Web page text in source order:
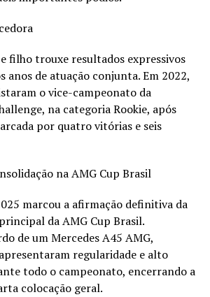
filho trouxe resultados expressivos
anos de atuação conjunta. Em 2022,
o vice-campeonato da
na categoria Rookie, após
por quatro vitórias e seis
na AMG Cup Brasil
marcou a afirmação definitiva da
da AMG Cup Brasil.
de um Mercedes A45 AMG,
regularidade e alto
todo o campeonato, encerrando a
colocação geral.